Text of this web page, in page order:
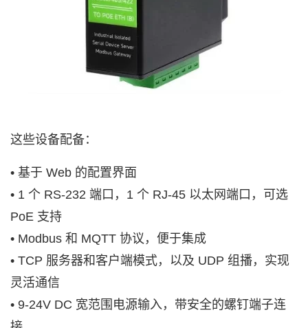
这些设备配备：
• 基于 Web 的配置界面
• 1 个 RS-232 端口，1 个 RJ-45 以太网端口，可选
PoE 支持
• Modbus 和 MQTT 协议，便于集成
• TCP 服务器和客户端模式，以及 UDP 组播，实现
灵活通信
• 9-24V DC 宽范围电源输入，带安全的螺钉端子连